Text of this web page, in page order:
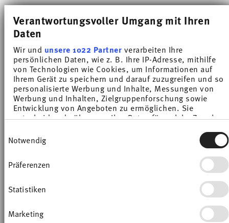
Verantwortungsvoller Umgang mit Ihren
Daten
Wir und unsere 1022 Partnerverarbeiten Ihre
persönlichen Daten, wie z. B. Ihre IP-Adresse, mithilfe
von Technologien wie Cookies, um Informationen auf
Ihrem Gerät zu speichern und darauf zuzugreifen und so
personalisierte Werbung und Inhalte, Messungen von
Werbung und Inhalten, Zielgruppenforschung sowie
Entwicklung von Angeboten zu ermöglichen. Sie
entscheiden darüber, wer Ihre Daten für welche Zwecke
Cookie-Erklärung oder durch Klicken auf das Privacy
Trigger Symbol ändern oder widerrufen
Wenn Sie es erlauben, würden wir auch gerne:
erfassen, welche bis auf einige Meter genau sein
bestimmten Merkmalen (Fingerprinting)
Notwendig
Präferenzen
Statistiken
Marketing
Du hast Dir 11 von 11 Produkten angesehen
Thomas Nature Leaf: der
natürliche Tisch-Look in zartem
Natur und des Lebens auf den gedeckten
eine natürliche Atmosphäre, sondern macht
geliebten Matcha-Latte, auf knackig-frische